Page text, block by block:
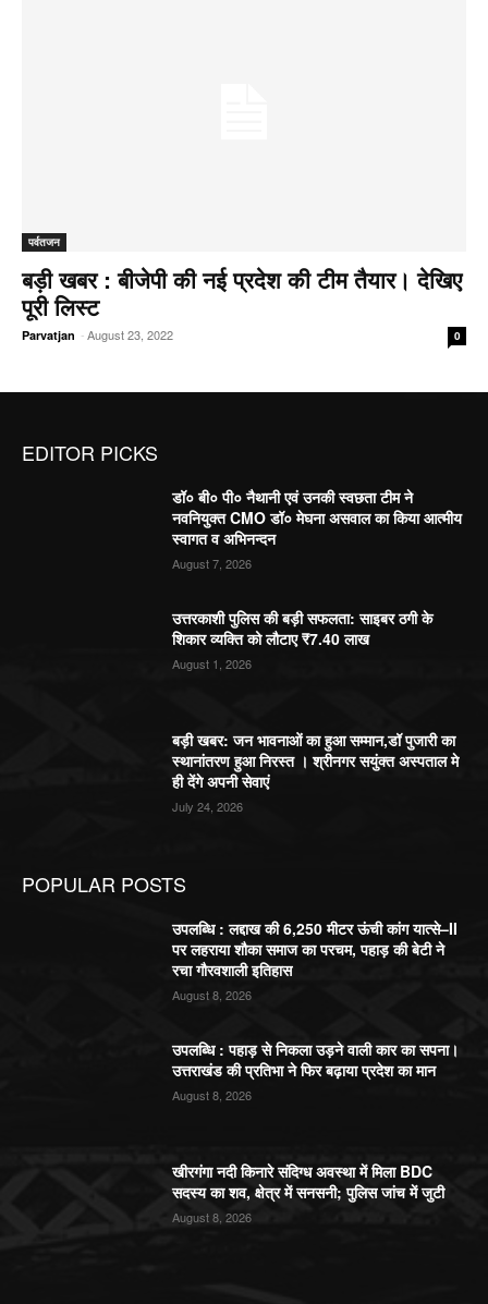
पर्वतजन
बड़ी खबर : बीजेपी की नई प्रदेश की टीम तैयार। देखिए
पूरी लिस्ट
Parvatjan -August 23, 2022 0
EDITOR PICKS
डॉ० बी० पी० नैथानी एवं उनकी स्वछता टीम ने
नवनियुक्त CMO डॉ० मेघना असवाल का किया आत्मीय
स्वागत व अभिनन्दन
August 7, 2026
उत्तरकाशी पुलिस की बड़ी सफलता: साइबर ठगी के
शिकार व्यक्ति को लौटाए ₹7.40 लाख
August 1, 2026
बड़ी खबर: जन भावनाओं का हुआ सम्मान,डॉ पुजारी का
स्थानांतरण हुआ निरस्त । श्रीनगर सयुंक्त अस्पताल मे
ही देंगे अपनी सेवाएं
July 24, 2026
POPULAR POSTS
उपलब्धि : लद्दाख की 6,250 मीटर ऊंची कांग यात्से–II
पर लहराया शौका समाज का परचम, पहाड़ की बेटी ने
रचा गौरवशाली इतिहास
August 8, 2026
उपलब्धि : पहाड़ से निकला उड़ने वाली कार का सपना।
उत्तराखंड की प्रतिभा ने फिर बढ़ाया प्रदेश का मान
August 8, 2026
खीरगंगा नदी किनारे संदिग्ध अवस्था में मिला BDC
सदस्य का शव, क्षेत्र में सनसनी; पुलिस जांच में जुटी
August 8, 2026